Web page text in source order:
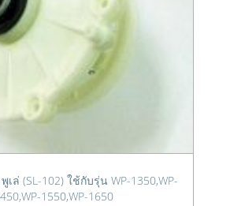
ล่ (SL-102) ใช้กับรุ่น WP-1350,WP-
1550,WP-1650